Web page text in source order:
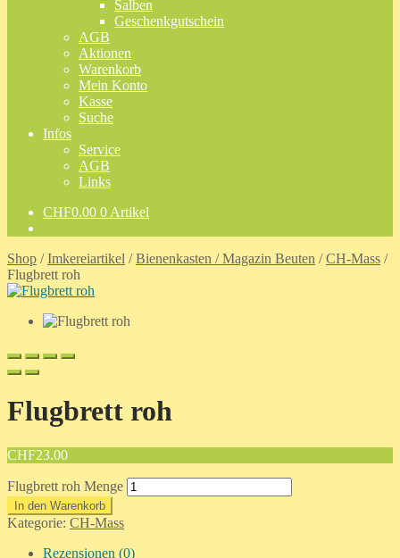
Salben
Geschenkgutschein
AGB
Aktionen
Warenkorb
Mein Konto
Kasse
Suche
Infos
Service
AGB
Links
CHF0.00 0 Artikel
Shop /Imkereiartikel /Bienenkasten / Magazin Beuten /CH-Mass /
Flugbrett roh
Flugbrett roh
CHF23.00
Flugbrett roh Menge
In den Warenkorb
Kategorie: CH-Mass
Rezensionen (0)